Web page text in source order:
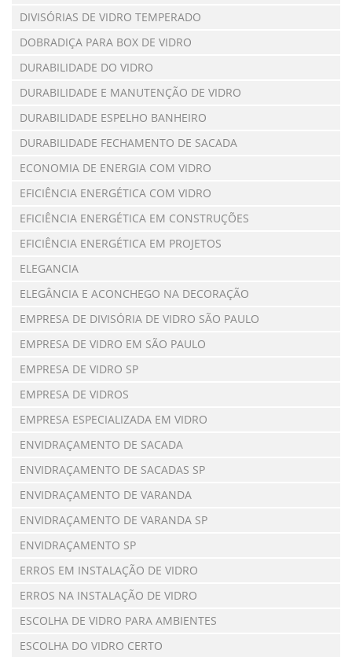
DIVISÓRIAS DE VIDRO TEMPERADO
DOBRADIÇA PARA BOX DE VIDRO
DURABILIDADE DO VIDRO
DURABILIDADE E MANUTENÇÃO DE VIDRO
DURABILIDADE ESPELHO BANHEIRO
DURABILIDADE FECHAMENTO DE SACADA
ECONOMIA DE ENERGIA COM VIDRO
EFICIÊNCIA ENERGÉTICA COM VIDRO
EFICIÊNCIA ENERGÉTICA EM CONSTRUÇÕES
EFICIÊNCIA ENERGÉTICA EM PROJETOS
ELEGANCIA
ELEGÂNCIA E ACONCHEGO NA DECORAÇÃO
EMPRESA DE DIVISÓRIA DE VIDRO SÃO PAULO
EMPRESA DE VIDRO EM SÃO PAULO
EMPRESA DE VIDRO SP
EMPRESA DE VIDROS
EMPRESA ESPECIALIZADA EM VIDRO
ENVIDRAÇAMENTO DE SACADA
ENVIDRAÇAMENTO DE SACADAS SP
ENVIDRAÇAMENTO DE VARANDA
ENVIDRAÇAMENTO DE VARANDA SP
ENVIDRAÇAMENTO SP
ERROS EM INSTALAÇÃO DE VIDRO
ERROS NA INSTALAÇÃO DE VIDRO
ESCOLHA DE VIDRO PARA AMBIENTES
ESCOLHA DO VIDRO CERTO